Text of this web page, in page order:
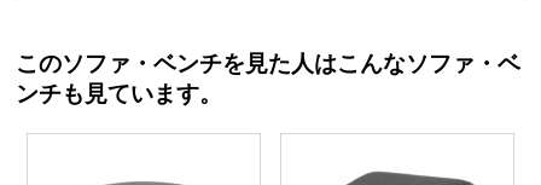
このソファ・ベンチを見た人はこんなソファ・ベ
ンチも見ています。